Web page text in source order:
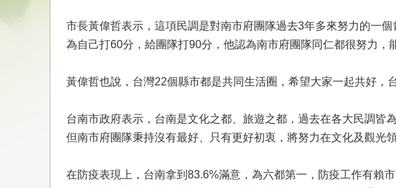
市長黃偉哲表示，這項民調是對南市府團隊過去3年多來努力的一
為自己打60分，給團隊打90分，他認為南市府團隊同仁都很努力
黃偉哲也說，台灣22個縣市都是共同生活圈，希望大家一起共好，
台南市政府表示，台南是文化之都、旅遊之都，過去在各大民調皆
但南市府團隊秉持沒有最好、只有更好初衷，將努力在文化及觀光領
在防疫表現上，台南拿到83.6%滿意，為六都第一，防疫工作有賴